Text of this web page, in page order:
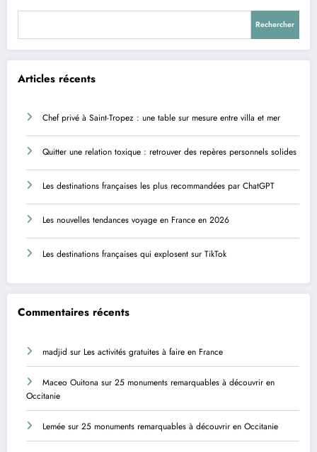
Rechercher
Articles récents
Chef privé à Saint-Tropez : une table sur mesure entre villa et mer
Quitter une relation toxique : retrouver des repères personnels solides
Les destinations françaises les plus recommandées par ChatGPT
Les nouvelles tendances voyage en France en 2026
Les destinations françaises qui explosent sur TikTok
Commentaires récents
madjid sur Les activités gratuites à faire en France
Maceo Ouitona sur 25 monuments remarquables à découvrir en
Occitanie
Lemée sur 25 monuments remarquables à découvrir en Occitanie